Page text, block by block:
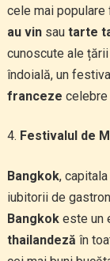
cele mai populare
au vinsau tarte
cunoscute ale
îndoială, un
franceze celebre
Festivalul de
Bangkok,
iubitorii de
Bangkokeste un
thailandeză în